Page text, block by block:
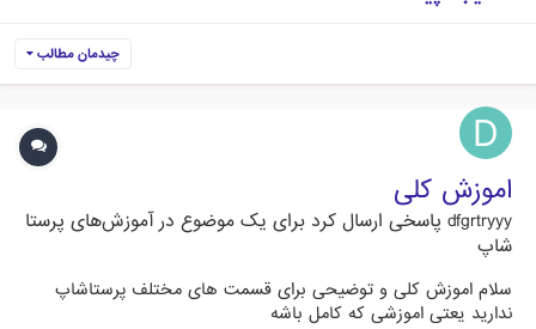
چیدمان مطالب
اموزش کلی
dfgrtryyy پاسخی ارسال کرد برای یک موضوع درآموزش‌های پرستا
شاپ
سلام اموزش کلی و توضیحی برای قسمت های مختلف پرستاشاپ
ندارید یعتی اموزشی که کامل باشه